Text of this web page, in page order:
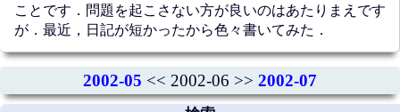
ことです．問題を起こさない方が良いのはあたりまえです
が．最近，日記が短かったから色々書いてみた．
2002-05 << 2002-06 >> 2002-07